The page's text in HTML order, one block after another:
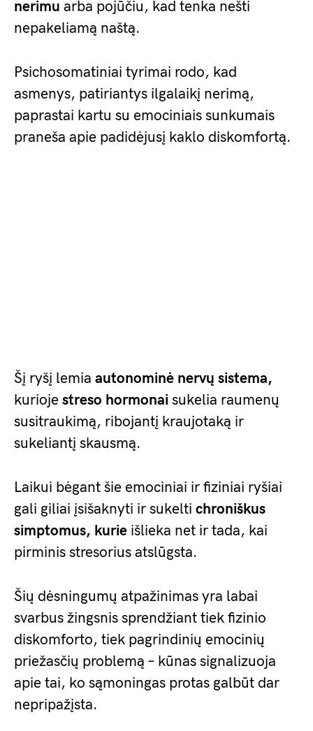
nerimu arba pojūčiu, kad tenka nešti
nepakeliamą naštą.
Psichosomatiniai tyrimai rodo, kad
asmenys, patiriantys ilgalaikį nerimą,
paprastai kartu su emociniais sunkumais
praneša apie padidėjusį kaklo diskomfortą.
Šį ryšį lemia autonominė nervų sistema,
kurioje streso hormonai sukelia raumenų
susitraukimą, ribojantį kraujotaką ir
sukeliantį skausmą.
Laikui bėgant šie emociniai ir fiziniai ryšiai
gali giliai įsišaknyti ir sukelti chroniškus
simptomus, kurie išlieka net ir tada, kai
pirminis stresorius atslūgsta.
Šių dėsningumų atpažinimas yra labai
svarbus žingsnis sprendžiant tiek fizinio
diskomforto, tiek pagrindinių emocinių
priežasčių problemą – kūnas signalizuoja
apie tai, ko sąmoningas protas galbūt dar
nepripažįsta.